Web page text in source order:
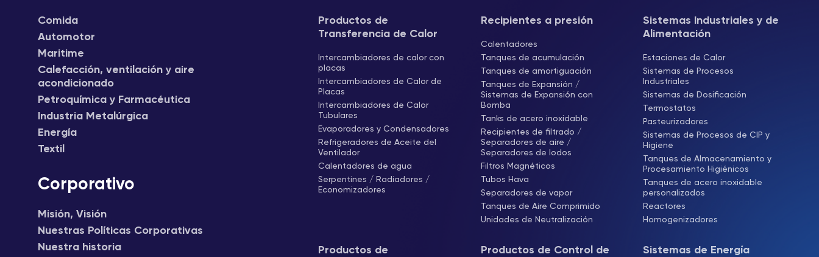
Comida
Automotor
Maritime
Calefacción, ventilación y aire
acondicionado
Petroquímica y Farmacéutica
Industria Metalúrgica
Energía
Textil
Corporativo
Misión, Visión
Nuestras Políticas Corporativas
Nuestra historia
Productos de
Transferencia de Calor
Intercambiadores de calor con
placas
Intercambiadores de Calor de
Placas
Intercambiadores de Calor
Tubulares
Evaporadores y Condensadores
Refrigeradores de Aceite del
Ventilador
Calentadores de agua
Serpentines / Radiadores /
Economizadores
Recipientes a presión
Calentadores
Tanques de acumulación
Tanques de amortiguación
Tanques de Expansión /
Sistemas de Expansión con
Bomba
Tanks de acero inoxidable
Recipientes de filtrado /
Separadores de aire /
Separadores de lodos
Filtros Magnéticos
Tubos Hava
Separadores de vapor
Tanques de Aire Comprimido
Unidades de Neutralización
Sistemas Industriales y de
Alimentación
Estaciones de Calor
Sistemas de Procesos
Industriales
Sistemas de Dosificación
Termostatos
Pasteurizadores
Sistemas de Procesos de CIP y
Higiene
Tanques de Almacenamiento y
Procesamiento Higiénicos
Tanques de acero inoxidable
personalizados
Reactores
Homogenizadores
Productos de
Productos de Control de
Sistemas de Energía